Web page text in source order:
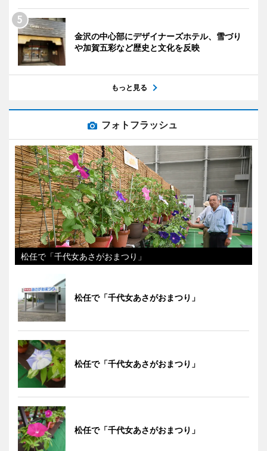
金沢の中心部にデザイナーズホテル、雪づり
や加賀五彩など歴史と文化を反映
もっと見る
フォトフラッシュ
松任で「千代女あさがおまつり」
松任で「千代女あさがおまつり」
松任で「千代女あさがおまつり」
松任で「千代女あさがおまつり」